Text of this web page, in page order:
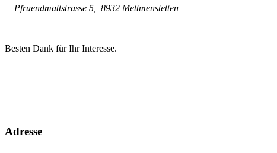
Pfruendmattstrasse 5, 8932 Mettmenstetten
Besten Dank für Ihr Interesse.
Adresse